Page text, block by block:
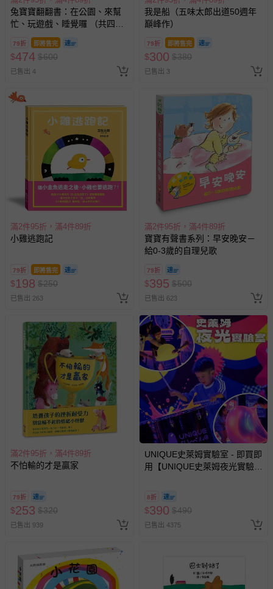
兔寶寶翻翻書：在公園、來幫
忙、玩遊戲、睡覺囉 （共四
79折 即將售完
$474 $600
已售出 4
我是船（五味太郎出道50週年
巔峰作）
79折 即將售完
$300 $380
已售出 3
滿2件95折，滿4件89折
小雞逃跑記
79折 即將售完
$198 $250
已售出 263
滿2件95折，滿4件89折
寶寶有聲書系列：早安晚安－
給0-3歲的自理兒歌
79折
$395 $500
已售出 623
滿2件95折，滿4件89折
不怕輸的才是贏家
79折
$253 $320
已售出 939
UNIQUE史萊姆實驗室 - 即買即
用【UNIQUE史萊姆夜光實驗室
訂單編號兌換，逾期作廢) (大
人小孩均一價(3歲以上需購票))
8折
$390 $490
已售出 4375